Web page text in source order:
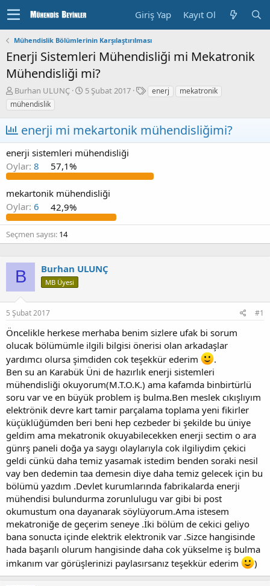
Giriş Yap Kayıt Ol
Mühendislik Bölümlerinin Karşılaştırılması
Enerji Sistemleri Mühendisliği mi Mekatronik
Mühendisliği mi?
K
o
n
y
u
b
a
a
t
a
n
Burhan ULUNÇ
B
a
n
g
a
i
i
5 Şubat 2017
E
e
t
enerj
mekatronik
mühendislik
enerji mi mekartonik mühendisliğimi?
enerji sistemleri mühendisliği
Oylar: 8 57,1%
mekartonik mühendisliği
Oylar: 6 42,9%
Seçmen sayısı 14
B Burhan ULUNÇ
MB Üyesi
5 Şubat 2017 #1
Öncelikle herkese merhaba benim sizlere ufak bi sorum
olucak bölümümle ilgili bilgisi önerisi olan arkadaşlar
yardımcı olursa şimdiden cok teşekkür ederim
.
Ben su an Karabük Üni de hazırlık enerji sistemleri
mühendisliği okuyorum(M.T.O.K.) ama kafamda binbirtürlü
soru var ve en büyük problem iş bulma.Ben meslek cıkışlıyım
elektrönik devre kart tamir parçalama toplama yeni fikirler
küçüklüğümden beri beni hep cezbeder bi şekilde bu üniye
geldim ama mekatronik okuyabilecekken enerji sectim o ara
günrş paneli doğa ya saygı olaylarıyla cok ilgiliydim çekici
geldi cünkü daha temiz yasamak istedim benden soraki nesil
vay ben dedemin taa demesin diye daha temiz gelecek için bu
bölümü yazdım .Devlet kurumlarında fabrikalarda enerji
mühendisi bulundurma zorunlulugu var gibi bi post
okumustum ona dayanarak söylüyorum.Ama istesem
mekatroniğe de geçerim seneye .İki bölüm de cekici geliyo
bana sonucta içinde elektrik elektronik var .Sizce hangisinde
hada başarılı olurum hangisinde daha cok yükselme iş bulma
imkanım var görüşlerinizi paylasırsanız teşekkür ederim
)